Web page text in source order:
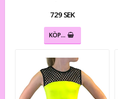
729 SEK
KÖP…